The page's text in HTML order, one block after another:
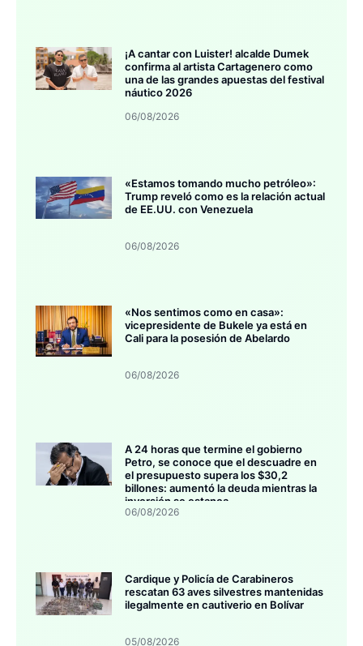
¡A cantar con Luister! alcalde Dumek
confirma al artista Cartagenero como
una de las grandes apuestas del festival
náutico 2026
06/08/2026
«Estamos tomando mucho petróleo»:
Trump reveló como es la relación actual
de EE.UU. con Venezuela
06/08/2026
«Nos sentimos como en casa»:
vicepresidente de Bukele ya está en
Cali para la posesión de Abelardo
06/08/2026
A 24 horas que termine el gobierno
Petro, se conoce que el descuadre en
el presupuesto supera los $30,2
billones: aumentó la deuda mientras la
inversión se estanca
06/08/2026
Cardique y Policía de Carabineros
rescatan 63 aves silvestres mantenidas
ilegalmente en cautiverio en Bolívar
05/08/2026